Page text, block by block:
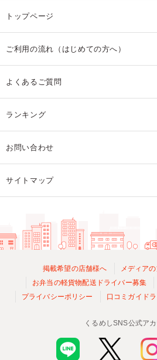
トップページ
ご利用の流れ（はじめての方へ）
よくあるご質問
ランキング
お問い合わせ
サイトマップ
掲載希望の店舗様へ メディア
お弁当の軽貨物配送ドライバー募集
プライバシーポリシー
口コミガイド
くるめしSNS公式ア